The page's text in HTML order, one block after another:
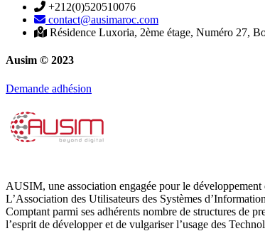
+212(0)520510076
contact@ausimaroc.com
Résidence Luxoria, 2ème étage, Numéro 27,
Ausim © 2023
Demande adhésion
AUSIM, une association engagée pour le
L’Association des Utilisateurs des Systèmes
Comptant parmi ses adhérents nombre de structures de
l’esprit de développer et de vulgariser l’usage des